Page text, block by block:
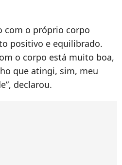
com o próprio corpo
positivo e equilibrado.
o corpo está muito boa,
que atingi, sim, meu
declarou.